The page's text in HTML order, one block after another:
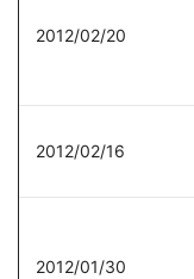
2012/02/20
2012/02/16
2012/01/30